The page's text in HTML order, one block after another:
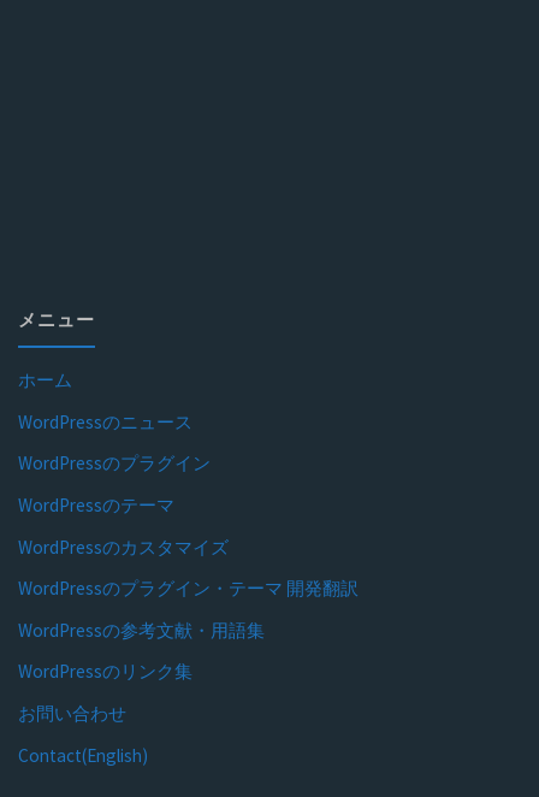
メニュー
ホーム
WordPressのニュース
WordPressのプラグイン
WordPressのテーマ
WordPressのカスタマイズ
WordPressのプラグイン・テーマ 開発翻訳
WordPressの参考文献・用語集
WordPressのリンク集
お問い合わせ
Contact(English)